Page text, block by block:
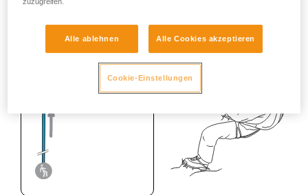
Alle ablehnen Alle Cookies akzeptieren
Cookie-Einstellungen